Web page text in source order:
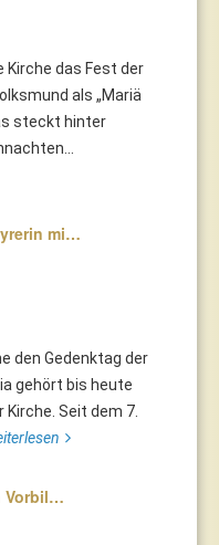
Kirche das Fest der
als „Mariä
steckt hinter
mi…
den Gedenktag der
gehört bis heute
Seit dem 7.
Vorbil…